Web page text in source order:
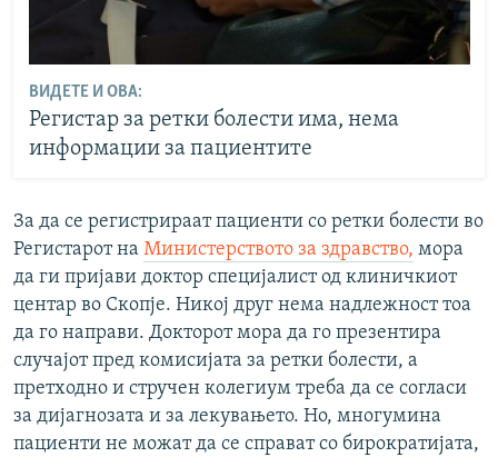
ВИДЕТЕ И ОВА:
Регистар за ретки болести има, нема
информации за пациентите
За да се регистрираат пациенти со ретки болести во
Регистарот на Министерството за здравство, мора
да ги пријави доктор специјалист од клиничкиот
центар во Скопје. Никој друг нема надлежност тоа
да го направи. Докторот мора да го презентира
случајот пред комисијата за ретки болести, а
претходно и стручен колегиум треба да се согласи
за дијагнозата и за лекувањето. Но, многумина
пациенти не можат да се справат со бирократијата,